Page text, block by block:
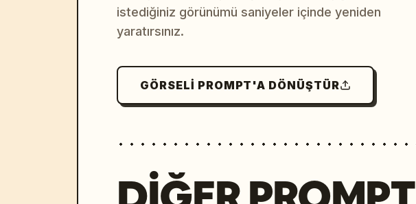
istediğiniz görünümü saniyeler içinde yeniden
yaratırsınız.
GÖRSELI PROMPT'A DÖNÜŞTÜR